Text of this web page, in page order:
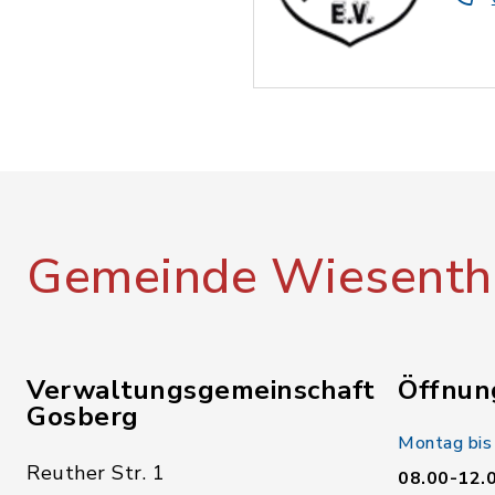
Gemeinde
Verwaltungsgemeinschaft
Gosberg
Reuther Str. 1
Montag
08.00-